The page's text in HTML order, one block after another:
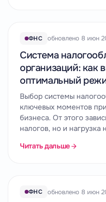
ФНС обновлено 8 июн
Система
организаций: как
оптимальный
Выбор системы
ключевых моментов
бизнеса. От этого
налогов, но и нагрузка
Читать дальше
ФНС обновлено 8 июн